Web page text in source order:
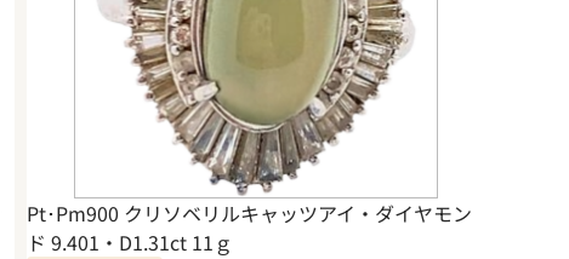
Pt･Pm900 クリソベリルキャッツアイ・ダイヤモン
ド 9.401・D1.31ct 11ｇ